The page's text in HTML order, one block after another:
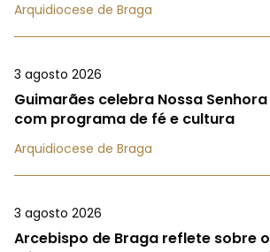
Arquidiocese de Braga
3 agosto 2026
Guimarães celebra Nossa
com programa de fé e cultura
Arquidiocese de Braga
3 agosto 2026
Arcebispo de Braga reflete sobre